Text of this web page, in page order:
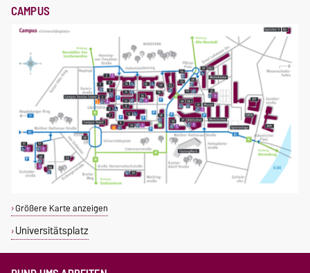
CAMPUS
Größere Karte anzeigen
Universitätsplatz